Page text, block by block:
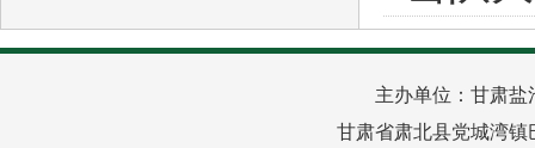
主办单位：甘肃
甘肃省肃北县党城湾镇